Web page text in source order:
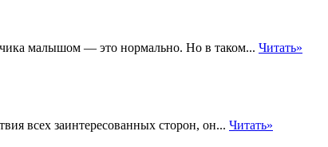
малышом — это нормально. Но в таком... Читать»
всех заинтересованных сторон, он... Читать»